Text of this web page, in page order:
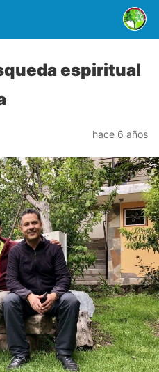
espiritual
hace 6 años